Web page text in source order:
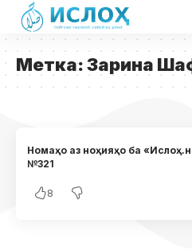
Метка:Зарина
Номаҳо аз ноҳияҳо ба
№321
8